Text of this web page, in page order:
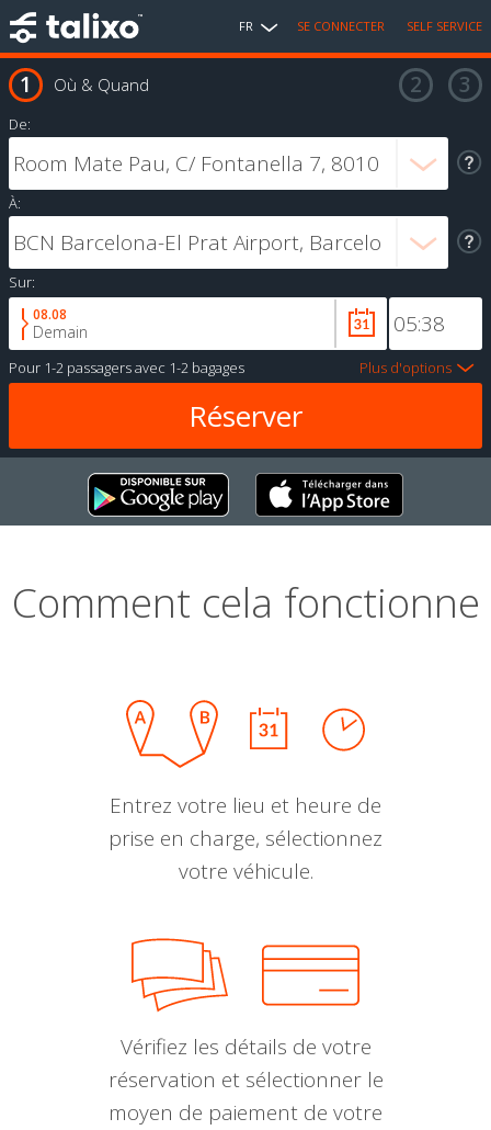
FR SE CONNECTER SELF SERVICE
Où & Quand
De:
À:
Sur:
08.08
Demain
Pour 1-2 passagersavec 1-2 bagages Plus d'options
Comment cela fonctionne
Entrez votre lieu et heure de
prise en charge, sélectionnez
votre véhicule.
Vérifiez les détails de votre
réservation et sélectionner le
moyen de paiement de votre